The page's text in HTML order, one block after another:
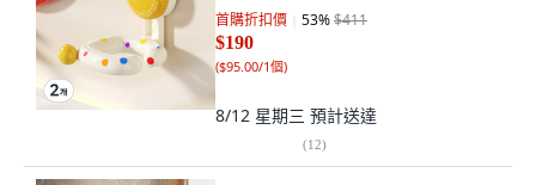
首購折扣價 53%$411
$190
($95.00/1個)
8/12 星期三 預計送達
(12)